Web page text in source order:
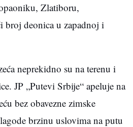
Zlatiboru,
broj deonica u zapadnoj i
neprekidno su na terenu i
JP „Putevi Srbije“ apeluje na
bez obavezne zimske
brzinu uslovima na putu